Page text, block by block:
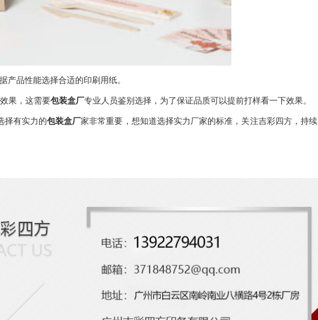
产品性能选择合适的印刷用纸。
果，这需要包装盒厂专业人员鉴别选择，为了保证品质可以提前打样看一下效果。
择有实力的包装盒厂家非常重要，想知道选择实力厂家的标准，关注吉彩四方，持续